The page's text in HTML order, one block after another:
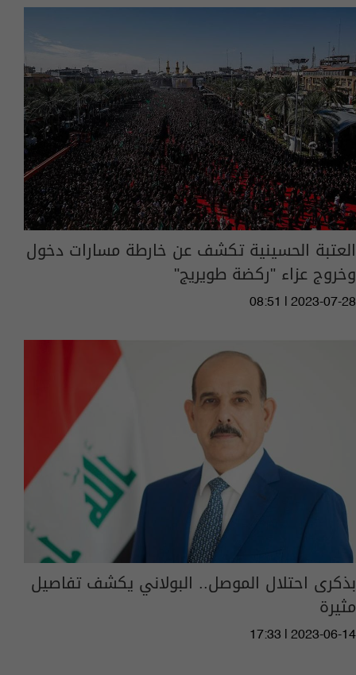
العتبة الحسينية تكشف عن خارطة مسارات دخول
وخروج عزاء "ركضة طويريج"
08:51 | 2023-07-28
بذكرى احتلال الموصل.. البولاني يكشف تفاصيل
مثيرة
17:33 | 2023-06-14